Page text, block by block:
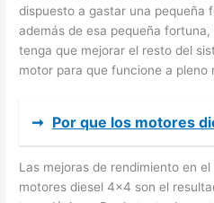
dispuesto a gastar una pequeña
además de esa pequeña
tenga que mejorar el resto del
motor para que funcione a pleno
➞ Por que los motores
Las mejoras de rendimiento en
motores diesel 4×4 son el